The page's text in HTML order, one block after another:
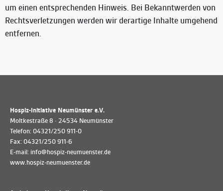
um einen entsprechenden Hinweis. Bei Bekanntwerden von
Rechtsverletzungen werden wir derartige Inhalte umgehend
entfernen.
Hospiz-Initiative Neumünster e.V.
Moltkestraße 8 · 24534 Neumünster
Telefon: 04321/250 911-0
Fax: 04321/250 911-6
E-mail: info@hospiz-neumuenster.de
www.hospiz-neumuenster.de